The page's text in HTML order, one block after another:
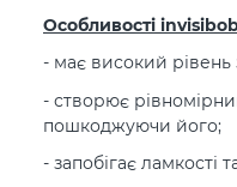
Особливості
- має високий рівень
- створює
пошкоджуючи його;
- запобігає ламкості